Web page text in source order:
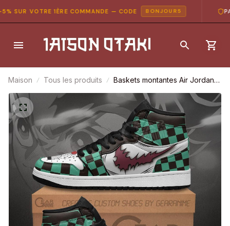
VOTRE 1ÈRE COMMANDE — CODE BONJOUR5
Maison Tous les produits
Baskets montantes Air Jordan
Tanjiro Scar – Chaussures
montantes Demon Slayer